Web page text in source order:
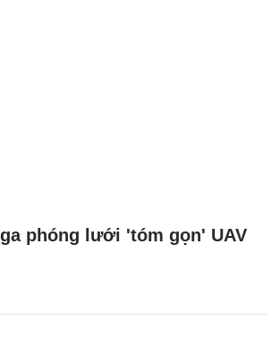
phóng lưới 'tóm gọn' UAV